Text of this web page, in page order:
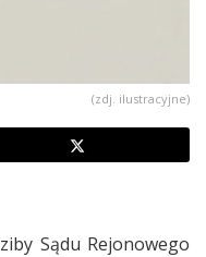
(zdj. ilustracyjne)
Sądu Rejonowego